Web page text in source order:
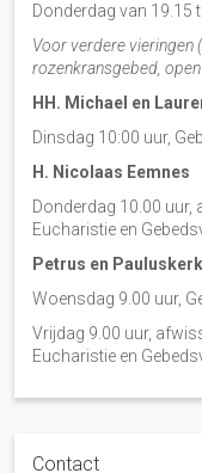
Donderdag van 19.15
Voor verdere vieringen
rozenkransgebed,
HH. Michael en
Dinsdag 10:00 uur,
H. Nicolaas Eemnes
Donderdag 10.00 uur,
Eucharistie en
Petrus en
Woensdag 9.00 uur,
Vrijdag 9.00 uur,
Eucharistie en
Contact